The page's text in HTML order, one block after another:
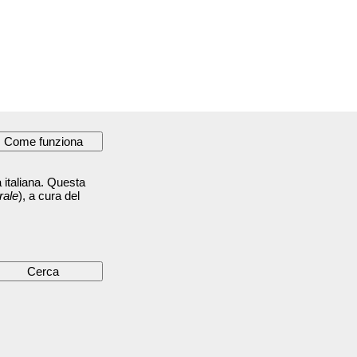
italiana. Questa
), a cura del